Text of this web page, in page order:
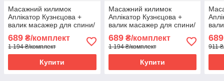
Масажний килимок
Аплікатор Кузнєцова +
валик масажер для спини/
шиї/ніг/стоп/голови/тіла
OSPORT (n-0009) Чорно-
рожевий
689 ₴/комплект
1 194 ₴/комплект
Купити
Масажний килимок
Аплікатор Кузнєцова +
валик масажер для спини/
шиї/ніг/стоп/голови/тіла
OSPORT (n-0009) Чорно-
білий
689₴/комплект
1 194 ₴/комплект
Купити
шиї/
689
911